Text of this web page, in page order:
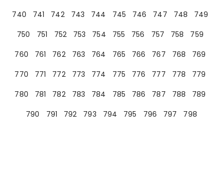
740
741 742 743 744 745 746 747 748
749
750
751 752 753 754 755 756 757 758
759
760
761 762 763 764 765 766 767 768
769
770
771 772 773 774 775 776 777 778
779
780
781 782 783 784 785 786 787 788
789
790
791 792 793 794 795 796 797 798